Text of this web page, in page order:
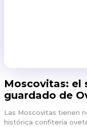
Moscovitas: el
guardado de
Las Moscovitas tienen
histórica confitería